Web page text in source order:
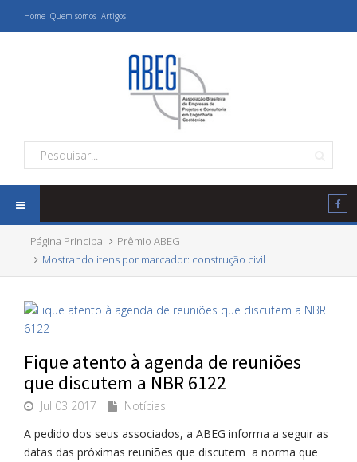
Home Quem somos Artigos
Página Principal
Prêmio ABEG
Mostrando itens por marcador: construção civil
Fique atento à agenda de reuniões
que discutem a NBR 6122
Jul 03 2017
Notícias
A pedido dos seus associados, a ABEG informa a seguir as
datas das próximas reuniões que discutem a norma que